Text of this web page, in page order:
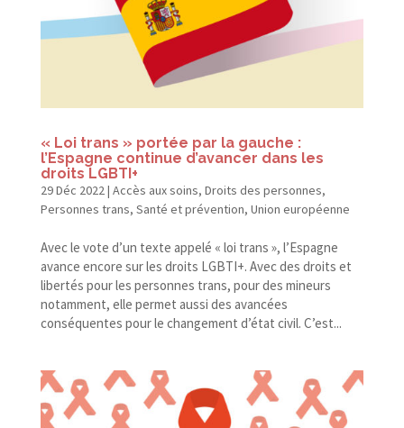
« Loi trans » portée par la gauche :
l’Espagne continue d’avancer dans les
droits LGBTI+
29 Déc 2022| Accès aux soins, Droits des personnes,
Personnes trans, Santé et prévention, Union européenne
Avec le vote d’un texte appelé « loi trans », l’Espagne
avance encore sur les droits LGBTI+. Avec des droits et
libertés pour les personnes trans, pour des mineurs
notamment, elle permet aussi des avancées
conséquentes pour le changement d’état civil. C’est...